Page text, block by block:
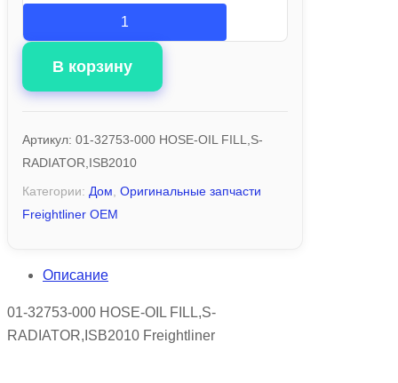
В корзину
Артикул: 01-32753-000 HOSE-OIL FILL,S-
RADIATOR,ISB2010
Категории: Дом Оригинальные запчасти
Freightliner OEM
Описание
01-32753-000 HOSE-OIL FILL,S-
RADIATOR,ISB2010 Freightliner